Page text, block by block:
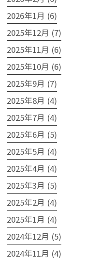
2026年1月 (6)
2025年12月 (7)
2025年11月 (6)
2025年10月 (6)
2025年9月 (7)
2025年8月 (4)
2025年7月 (4)
2025年6月 (5)
2025年5月 (4)
2025年4月 (4)
2025年3月 (5)
2025年2月 (4)
2025年1月 (4)
2024年12月 (5)
2024年11月 (4)